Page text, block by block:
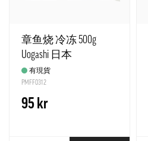
章鱼烧 冷冻 500g
Uogashi 日本
有現貨
PMFF0312
95 kr